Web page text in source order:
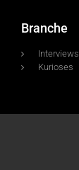
Branche
Interviews
Kurioses